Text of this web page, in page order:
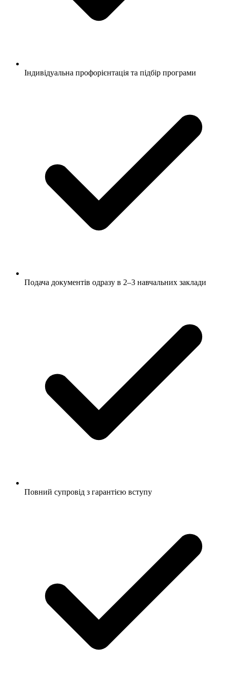
Індивідуальна профорієнтація та підбір програми
Подача документів одразу в 2–3 навчальних заклади
Повний супровід з гарантією вступу